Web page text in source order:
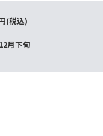
(税込)
月下旬